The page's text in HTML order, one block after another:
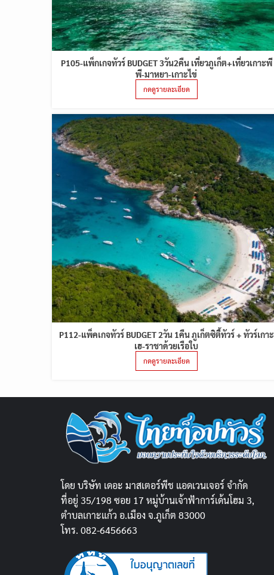
P105-แพ็กเกจทัวร์ BUDGET 3วัน2คืน เที่ยวภูเก็ต+เที่ยวเกาะพี
พี-มาหยา-เกาะไข่
กดดูรายละเอียด
P112-แพ็คเกจทัวร์ BUDGET 2วัน 1คืน ภูเก็ตซิตี้ทัวร์ + ทัวร์เกาะ
เฮ-ราชาด้วยเรือใบ
กดดูรายละเอียด
โดย บริษัท เดอะ มาสเตอร์พีช แอดเวนเจอร์ จำกัด
ที่อยู่ 35/198 ซอย 17 หมู่บ้านเจ้าฟ้าการ์เด้นโฮม 3,
ตำบลเกาะแก้ว อ.เมือง จ.ภูเก็ต 83000
โทร. 082-6456663